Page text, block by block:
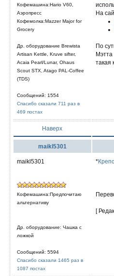
Кофемашина:Hario V60,
Аэропресс
Кофемолка:Mazzer Major for
Grocery
Др. оборудование Brewista
Artisan Kettle, Kruve sifter,
Acaia Pearl/Lunar, Ohaus
Scout STX, Atago PAL-Coffee
(TDS)
Сообщений: 1554
Спасибо сказали 711 раз в
469 постах
На
По
Мэтта
такая
Наверх
maikl5301
maikl5301
Кофемашина:Предпочитаю
альтернативу
Др. оборудование: Чашка с
ложкой
Сообщений: 5594
Спасибо сказали 1465 раз в
1087 постах
*
[